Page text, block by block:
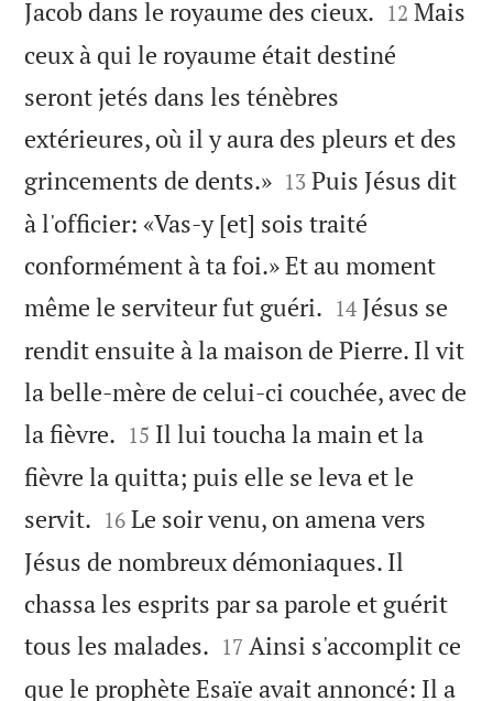
Jacob dans le royaume des cieux. 

12 Mais
ceux à qui le royaume était destiné
seront jetés dans les ténèbres
extérieures, où il y aura des pleurs et des
grincements de dents.»
13 Puis Jésus dit
à l'officier: «Vas-y [et] sois traité
conformément à ta foi.» Et au moment
même le serviteur fut guéri. 

14 Jésus se
rendit ensuite à la maison de Pierre. Il vit
la belle-mère de celui-ci couchée, avec de
la fièvre. 

15 Il lui toucha la main et la
fièvre la quitta; puis elle se leva et le
servit. 

16 Le soir venu, on amena vers
Jésus de nombreux démoniaques. Il
chassa les esprits par sa parole et guérit
tous les malades. 

17 Ainsi s'accomplit ce
que le prophète Esaïe avait annoncé: Il a